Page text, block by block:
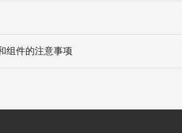
组件的注意事项